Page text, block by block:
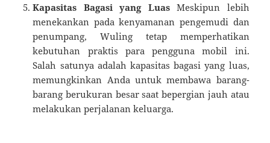
Kapasitas Bagasi yang LuasMeskipun lebih
menekankan pada kenyamanan pengemudi dan
penumpang, Wuling tetap memperhatikan
kebutuhan praktis para pengguna mobil ini.
Salah satunya adalah kapasitas bagasi yang luas,
memungkinkan Anda untuk membawa barang-
barang berukuran besar saat bepergian jauh atau
melakukan perjalanan keluarga.